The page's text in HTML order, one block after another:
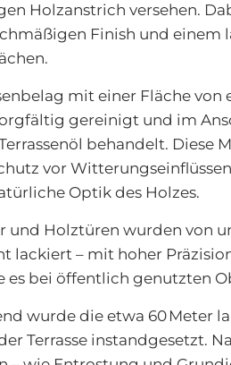
Holzanstrich versehen.
Finish und einem
mit einer Fläche von
gereinigt und im
behandelt. Diese
vor
Optik des Holzes.
und Holztüren wurden von
lackiert – mit hoher
es bei öffentlich genutzten
wurde die etwa 60 Meter
Terrasse instandgesetzt.